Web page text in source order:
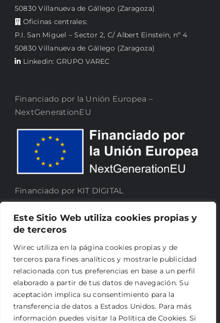
Este Sitio Web utiliza cookies propias y
de terceros
Wirec utiliza en la página cookies propias y de
terceros para fines analíticos y mostrarle publicidad
relacionada con tus preferencias en base a un perfil
elaborado a partir de tus datos de navegación. Su
aceptación implica su consentimiento para la
transferencia de datos a Estados Unidos. Para más
información puedes visitar la Política de Cookies. Si
50830 Villanueva de Gállego (Zaragoza)
Oficinas centrales:
P.I. San Miguel – Sector 2, C/ Albert Einstein, nº 4
50830 Villanueva de Gállego (Zaragoza)
Linkedin: GRUPO VAREC
Financiado por la Unión Europea –
NextGenerationEU
Financiado por KIT DIGITAL